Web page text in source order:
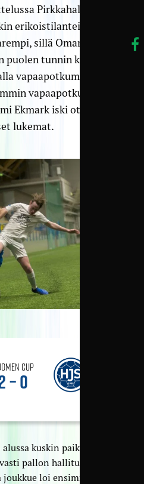
Pirkkahallissa.
erikoistilanteissa
sillä Omar Khary
tunnin kohdalla
vapaapotkumaalilla.
vapaapotkun
Ekmark iski ottelun
lukemat.
Cup
– 0
kuskin paikan.
pallon hallitusti
loi ensimmäisellä